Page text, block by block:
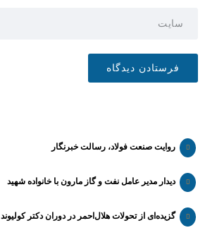
روایت صنعت فولاد،‌ رسالت خبرنگار
دیدار مدیر عامل نفت و گاز مارون با خانواده شهید
گزیده‌ای از تحولات هلال‌احمر در دوران دکتر کولیوند